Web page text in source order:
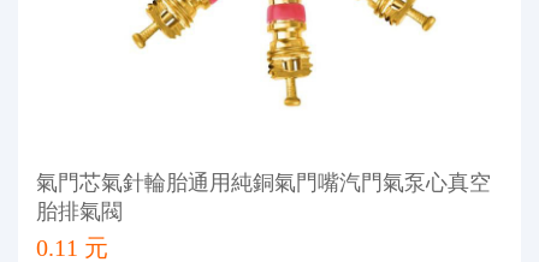
氣門芯氣針輪胎通用純銅氣門嘴汽門氣泵心真空
胎排氣閥
0.11 元